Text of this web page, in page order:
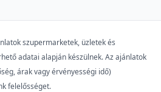
szupermarketek, üzletek és
adatai alapján készülnek. Az ajánlatok
árak vagy érvényességi idő)
felelősséget.